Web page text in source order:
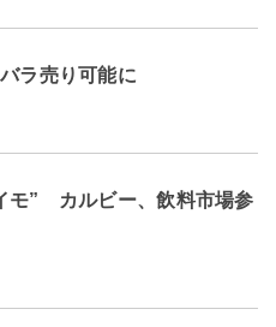
ラ売り可能に
モ” カルビー、飲料市場参